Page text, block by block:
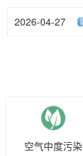
2026-04-27
空气中度污染